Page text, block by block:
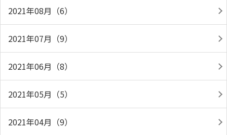
2021年08月（6）
2021年07月（9）
2021年06月（8）
2021年05月（5）
2021年04月（9）